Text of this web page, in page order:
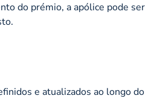
do prémio, a apólice pode ser
e atualizados ao longo do